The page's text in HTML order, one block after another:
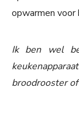
opwarmen voor
Ik ben wel
broodrooster